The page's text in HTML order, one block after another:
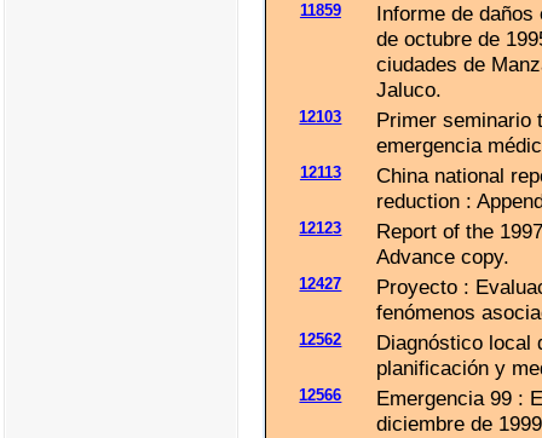
11859
Informe de
de octubre de
ciudades de
Jaluco.
12103
Primer seminario
emergencia
12113
China national
reduction :
12123
Report of the
Advance copy.
12427
Proyecto :
fenómenos
12562
Diagnóstico local
planificación y
12566
Emergencia 99 :
diciembre de